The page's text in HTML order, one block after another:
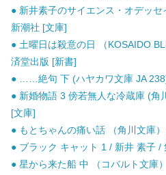
● 新井素子のサイエンス・オデッ
新潮社 [文庫]
● 土曜日は殺意の日 （KOSAIDO
済堂出版 [新書]
● ……絶句 下 (ハヤカワ文庫 JA
● 新婚物語 3 傍若無人な冷蔵庫 (角
[文庫]
● もとちゃんの痛い話 （角川文庫
● ブラック キャット 1 / 新井 素子 /
● 星から来た船 中 （コバルト文庫